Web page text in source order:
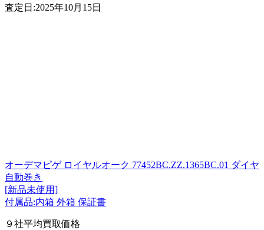
査定日:2025年10月15日
オーデマピゲ ロイヤルオーク 77452BC.ZZ.1365BC.01 ダイヤ
自動巻き
[新品未使用]
付属品:内箱 外箱 保証書
９社平均買取価格